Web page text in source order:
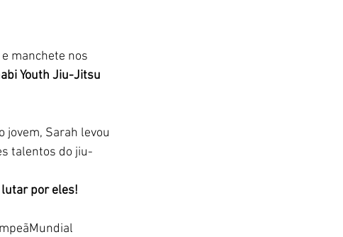
manchete nos
Youth Jiu-Jitsu
jovem, Sarah levou
talentos do jiu-
por eles!